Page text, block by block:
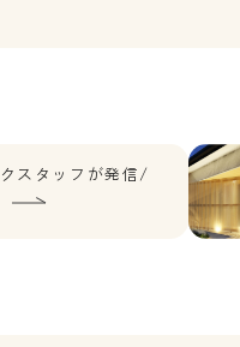
スタッフが発信/